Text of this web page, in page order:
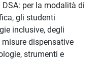
per la modalità di
gli studenti
inclusive, degli
dispensative
strumenti e